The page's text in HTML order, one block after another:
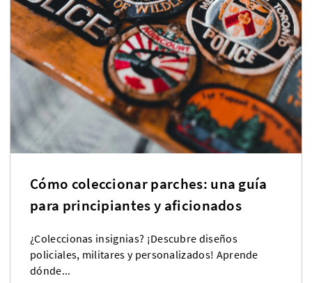
Cómo coleccionar parches: una guía
para principiantes y aficionados
¿Coleccionas insignias? ¡Descubre diseños
policiales, militares y personalizados! Aprende
dónde...